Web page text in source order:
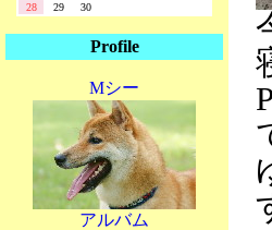
28
29 30
Profile
Mシー
アルバム